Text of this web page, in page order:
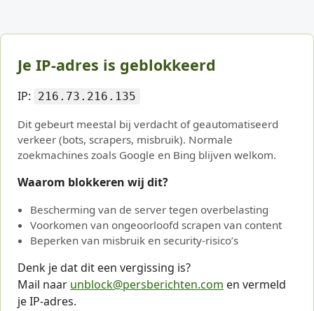
Je IP-adres is geblokkeerd
IP: 216.73.216.135
Dit gebeurt meestal bij verdacht of geautomatiseerd
verkeer (bots, scrapers, misbruik). Normale
zoekmachines zoals Google en Bing blijven welkom.
Waarom blokkeren wij dit?
Bescherming van de server tegen overbelasting
Voorkomen van ongeoorloofd scrapen van content
Beperken van misbruik en security-risico’s
Denk je dat dit een vergissing is?
Mail naar unblock@persberichten.com en vermeld
je IP-adres.